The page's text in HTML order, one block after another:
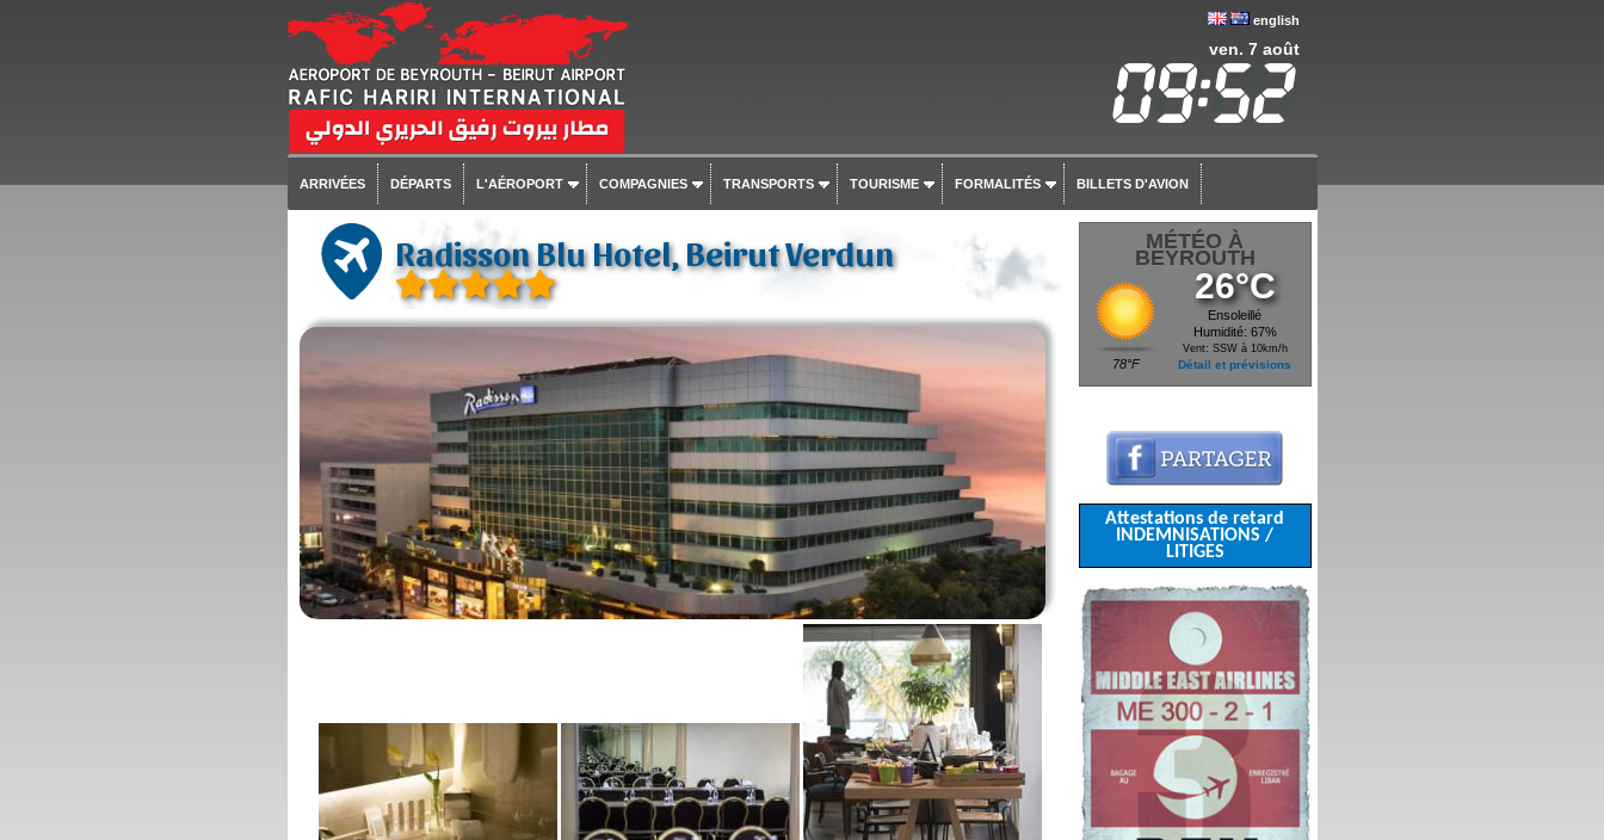
english
ven. 7 août
ARRIVÉES DÉPARTS L'AÉROPORT COMPAGNIES TRANSPORTS TOURISME FORMALITÉS BILLETS D'AVION
Radisson Blu Hotel, Beirut Verdun MÉTÉO À
BEYROUTH
78°F
26°C
Ensoleillé
Humidité: 67%
Vent: SSW à 10km/h
Détail et prévisions
Attestations de retard
INDEMNISATIONS /
LITIGES